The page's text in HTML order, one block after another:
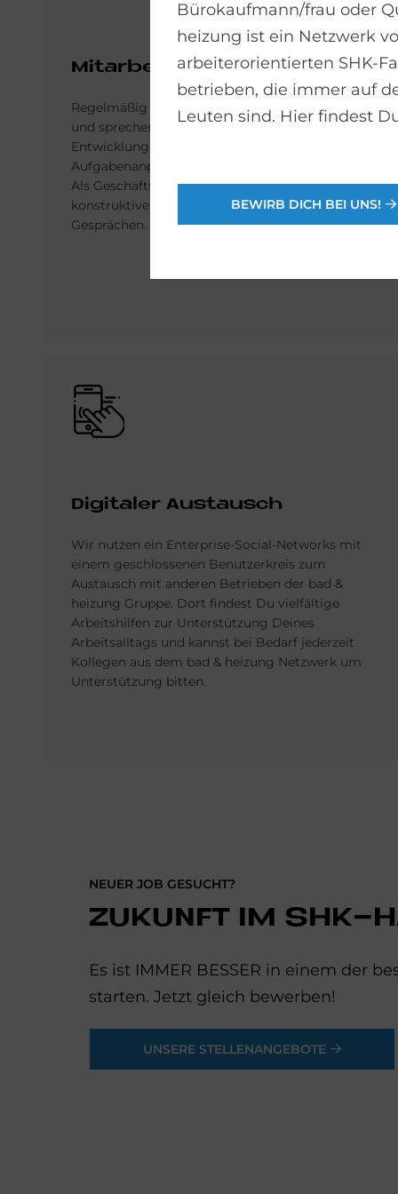
Mit­ar­bei­ter­ge­spräche
Regelmäßig setzen wir uns mit Dir zusammen
und sprechen über Themen wie Zufriedenheit,
Entwicklungsmöglichkeiten,
Aufgabenanpassungen und Zielvereinbarungen.
Als Geschäftsleitung achten wir sehr auf eine
konstruktive Atmosphäre bei diesen
Gesprächen.
Bild
Di­gi­ta­ler Aus­tausch
Wir nutzen ein Enterprise-Social-Networks mit
einem geschlossenen Benutzerkreis zum
Austausch mit anderen Betrieben der bad &
heizung Gruppe. Dort findest Du vielfältige
Arbeitshilfen zur Unterstützung Deines
Arbeitsalltags und kannst bei Bedarf jederzeit
Kollegen aus dem bad & heizung Netzwerk um
Unterstützung bitten.
NEUER JOB GESUCHT?
ZUKUNFT IM SHK-
Es ist IMMER BESSER in einem der
starten. Jetzt gleich bewerben!
UNSERE STELLENANGEBOTE
Büro­kauf­mann/frau oder
heizung ist ein Netz­werk
arbeite­rorientierten SHK-
betrieben, die immer auf
Leuten sind. Hier findest
BEWIRB DICH BEI UNS!